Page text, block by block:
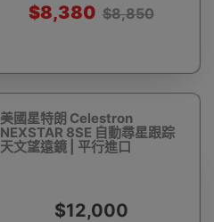
$8,380 $8,850
美國星特朗 Celestron
NEXSTAR 8SE 自動尋星跟踪
天文望遠鏡 | 平行進口
$12,000